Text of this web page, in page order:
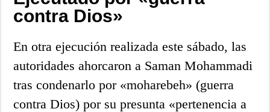
contra Dios»
En otra ejecución realizada este sábado, las
autoridades ahorcaron a Saman Mohammadi
tras condenarlo por «moharebeh» (guerra
contra Dios) por su presunta «pertenencia a